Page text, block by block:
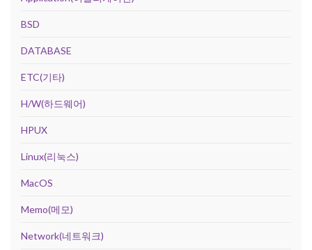
BSD
DATABASE
ETC(기타)
H/W(하드웨어)
HPUX
Linux(리눅스)
MacOS
Memo(메모)
Network(네트워크)